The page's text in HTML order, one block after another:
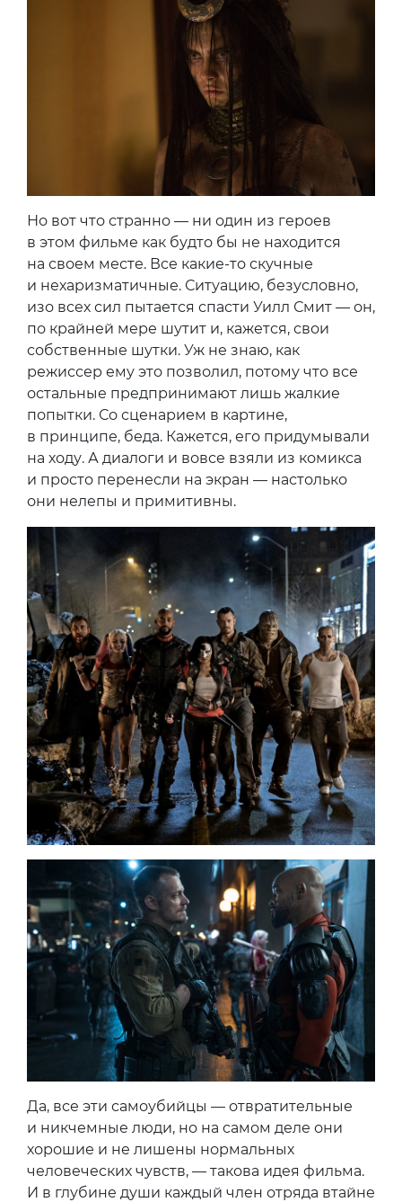
Но вот что странно — ни один из героев
в этом фильме как будто бы не находится
на своем месте. Все какие-то скучные
и нехаризматичные. Ситуацию, безусловно,
изо всех сил пытается спасти Уилл Смит — он,
по крайней мере шутит и, кажется, свои
собственные шутки. Уж не знаю, как
режиссер ему это позволил, потому что все
остальные предпринимают лишь жалкие
попытки. Со сценарием в картине,
в принципе, беда. Кажется, его придумывали
на ходу. А диалоги и вовсе взяли из комикса
и просто перенесли на экран — настолько
они нелепы и примитивны.
Да, все эти самоубийцы — отвратительные
и никчемные люди, но на самом деле они
хорошие и не лишены нормальных
человеческих чувств, — такова идея фильма.
И в глубине души каждый член отряда втайне